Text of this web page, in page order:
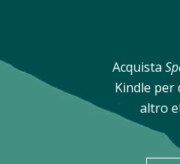
Acquista
Kindle per
altro